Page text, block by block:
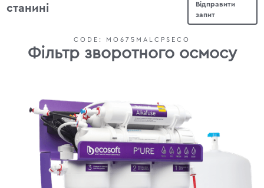
станині
Відправити
запит
CODE: MO675MALCPSECO
Фільтр зворотного осмосу